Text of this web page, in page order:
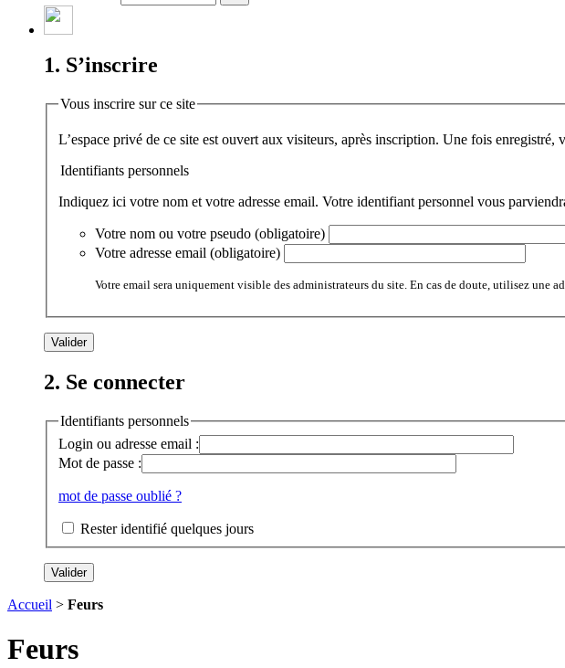
1. S’inscrire
Vous inscrire sur ce site
Identifiants personnels
Indiquez ici votre nom et votre adresse email. Votre identifiant personnel vous
Votre nom ou votre pseudo (obligatoire)
Votre adresse email (obligatoire)
Votre email sera uniquement visible des administrateurs du site. En cas de doute, utilisez une
2. Se connecter
Identifiants personnels
Login ou adresse email :
Mot de passe :
mot de passe oublié ?
Rester identifié quelques jours
Accueil > Feurs
Feurs